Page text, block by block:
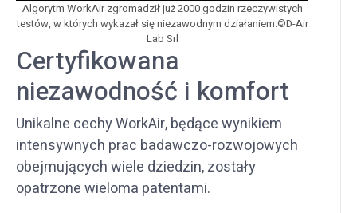
Algorytm WorkAir zgromadził już 2000 godzin rzeczywistych
testów, w których wykazał się niezawodnym działaniem.©D-Air
Lab Srl
Certyfikowana
niezawodność i komfort
Unikalne cechy WorkAir, będące wynikiem
intensywnych prac badawczo-rozwojowych
obejmujących wiele dziedzin, zostały
opatrzone wieloma patentami.